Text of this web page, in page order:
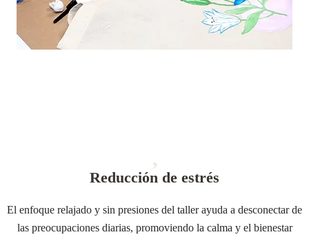
Reducción de estrés
El enfoque relajado y sin presiones del taller ayuda a desconectar de
las preocupaciones diarias, promoviendo la calma y el bienestar